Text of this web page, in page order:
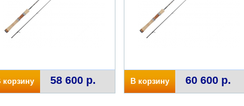
корзину 58 600 р. В корзину 60 600 р.